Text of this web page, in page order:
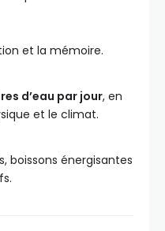
et la mémoire.
d’eau par jour, en
et le climat.
boissons énergisantes